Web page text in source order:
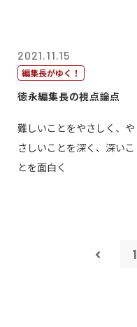
2021.11.15
編集長がゆく！
徳永編集長の視点論点
難しいことをやさしく、や
さしいことを深く、深いこ
とを面白く
1